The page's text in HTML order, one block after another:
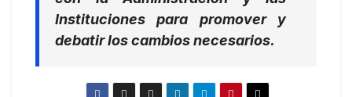
Instituciones para promover y
debatir los cambios necesarios.